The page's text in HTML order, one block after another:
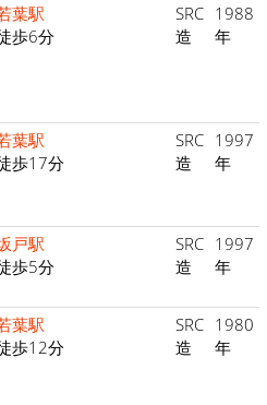
葉駅
歩6分
SRC
造
1988
年
葉駅
歩17分
SRC
造
1997
年
戸駅
歩5分
SRC
造
1997
年
葉駅
歩12分
SRC
造
1980
年